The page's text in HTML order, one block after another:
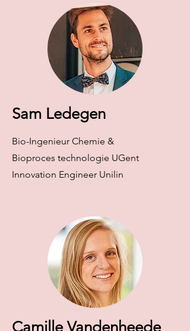
Sam Ledegen
Bio-Ingenieur Chemie &
Bioproces technologie UGent
Innovation Engineer Unilin
Camille Vandenheede